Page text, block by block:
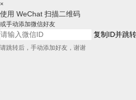
×
使用 WeChat 扫描二维码
或手动添加微信好友
复制ID并跳
请跳转后，手动添加好友，谢谢